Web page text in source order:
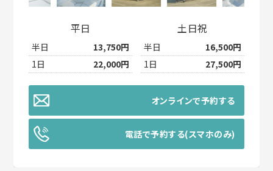
平日
半日
13,750円
1日
22,000円
土日祝
半日
16,500円
1日
27,500円
オンラインで予約する
電話で予約する(スマホのみ)